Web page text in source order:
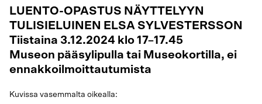
LUENTO-OPASTUS NÄYTTELYYN
TULISIELUINEN ELSA SYLVESTERSSON
Tiistaina 3.12.2024 klo 17–17.45
Museon pääsylipulla tai Museokortilla, ei
ennakkoilmoittautumista
Kuvissa vasemmalta oikealla: